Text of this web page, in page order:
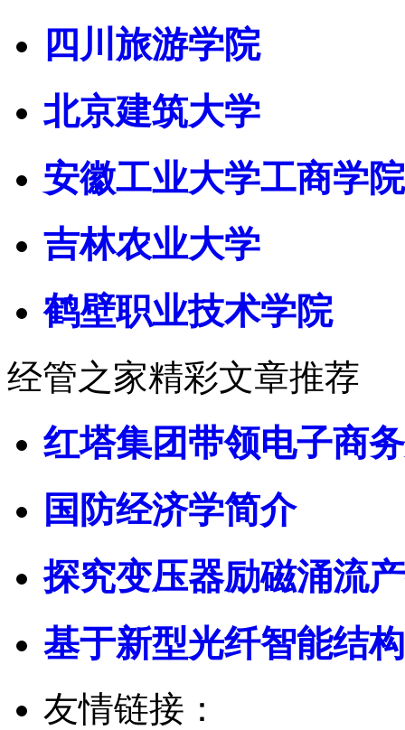
四川旅游学院
北京建筑大学
安徽工业大学工商学院
吉林农业大学
鹤壁职业技术学院
经管之家精彩文章推荐
红塔集团带领电子商
国防经济学简介
探究变压器励磁涌流
基于新型光纤智能结
友情链接：